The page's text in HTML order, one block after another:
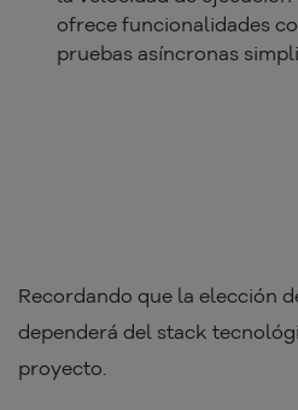
ofrece funcionalidades
pruebas asíncronas
Recordando que la elección
dependerá del stack
proyecto.